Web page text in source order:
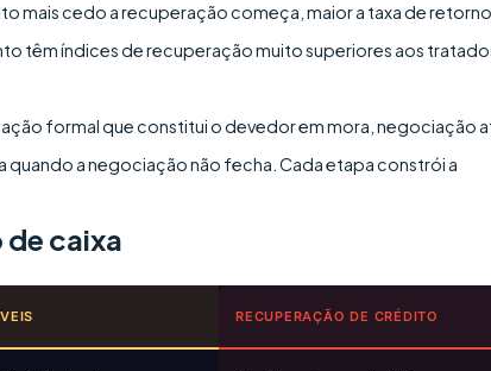
mais cedo a recuperação começa, maior a taxa de retorno.
têm índices de recuperação muito superiores aos
formal que constitui o devedor em mora, negociação
a negociação não fecha. Cada etapa constrói a
de caixa
RECUPERAÇÃO DE CRÉDITO